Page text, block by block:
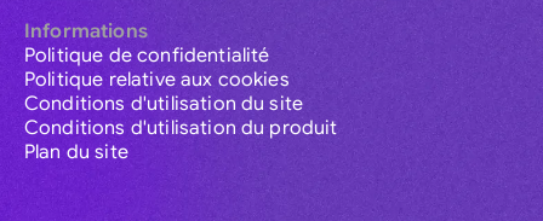
Informations
Politique de confidentialité
Politique relative aux cookies
Conditions d'utilisation du site
Conditions d'utilisation du produit
Plan du site